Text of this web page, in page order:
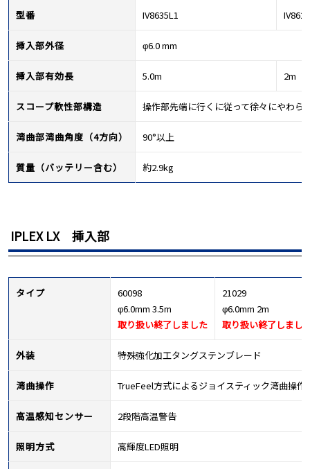
型番 IV8635L1
挿入部外径 φ6.0 mm
挿入部有効長 5.0m 2m
スコープ軟性部構造 操作部先端に行くに従って徐々にやわら
湾曲部湾曲角度（4方向） 90°以上
質量（バッテリー含む） 約2.9kg
IPLEX LX 挿入部
タイプ
60098
φ6.0mm 3.5m
取り扱い終了しました
21029
φ6.0mm 2m
取り扱い終了しまし
外装 特殊強化加工タングステンブレード
湾曲操作 TrueFeel方式によるジョイスティック湾曲操作
高温感知センサー 2段階高温警告
照明方式 高輝度LED照明